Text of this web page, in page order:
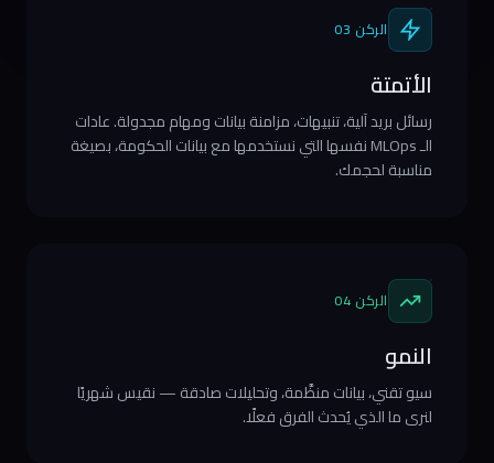
الركن 03
الأتمتة
رسائل بريد آلية، تنبيهات، مزامنة بيانات ومهام مجدولة. عادات
الـ MLOps نفسها التي نستخدمها مع بيانات الحكومة، بصيغة
مناسبة لحجمك.
الركن 04
النمو
سيو تقني، بيانات منظَّمة، وتحليلات صادقة — نقيس شهريًا
لنرى ما الذي يُحدث الفرق فعلًا.